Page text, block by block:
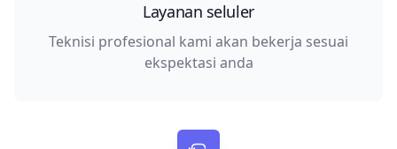
Layanan seluler
Teknisi profesional kami akan bekerja sesuai
ekspektasi anda